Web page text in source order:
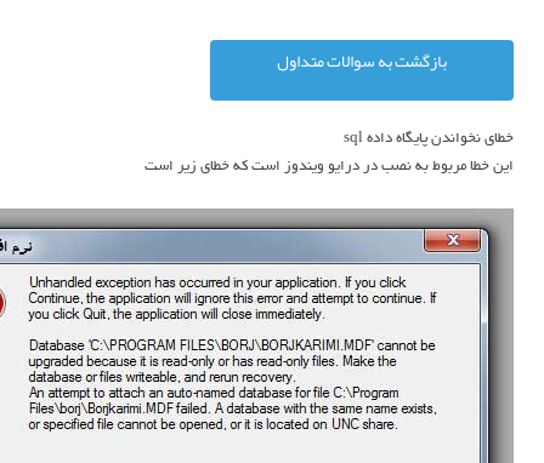
بازگشت به سوالات متداول
خطای نخواندن پایگاه داده sql
این خطا مربوط به نصب در درایو ویندوز است که خطای زیر است